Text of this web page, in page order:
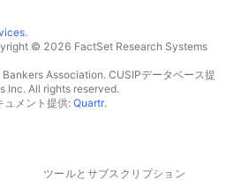
.
© 2026 FactSet Research Systems
Association. CUSIPデータベース提
Inc. All rights reserved.
ュメント提供: Quartr.
ツールとサブスクリプション